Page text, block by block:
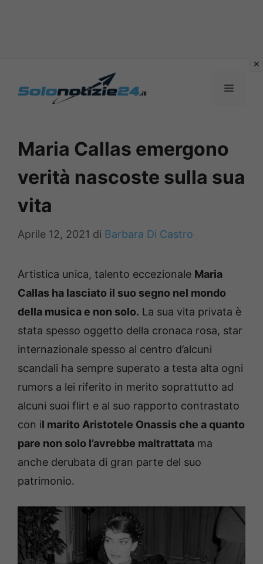
MENU
Maria Callas emergono
verità nascoste sulla sua
vita
Aprile 12, 2021 di Barbara Di Castro
Artistica unica, talento eccezionale Maria
Callas ha lasciato il suo segno nel mondo
della musica e non solo. La sua vita privata è
stata spesso oggetto della cronaca rosa, star
internazionale spesso al centro d’alcuni
scandali ha sempre superato a testa alta ogni
rumors a lei riferito in merito soprattutto ad
alcuni suoi flirt e al suo rapporto contrastato
con il marito Aristotele Onassis che a quanto
pare non solo l’avrebbe maltrattata ma
anche derubata di gran parte del suo
patrimonio.